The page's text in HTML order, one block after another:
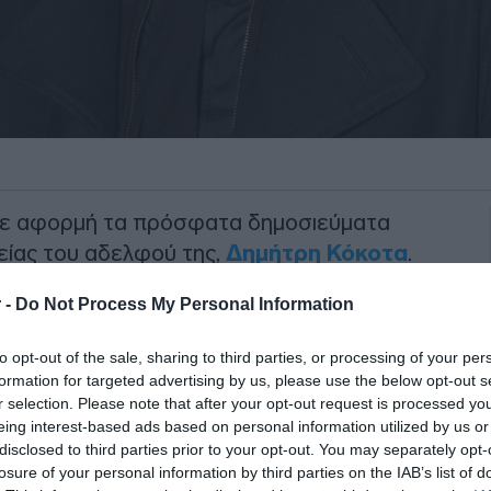
- Do Not Process My Personal Information
opt-out of the sale, sharing to third parties, or processing of your
for targeted advertising by us, please use the below opt-out
selection. Please note that after your opt-out request is processed
interest-based ads based on personal information utilized by us
to third parties prior to your opt-out. You may separately
of your personal information by third parties on the IAB’s list of
αφορμή τα πρόσφατα δημοσιεύματα
του αδελφού της, Δημήτρη Κόκοτα.
για όσα βλέπουν το φως της
αυτά είναι ψέματα.
της για τις ανυπόστατες
διαφορετική εικόνα από την
και θέλησε να βάλει ένα
ώστε να προστατεύσει τον